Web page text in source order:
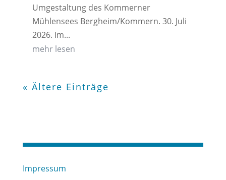
Umgestaltung des Kommerner
Mühlensees Bergheim/Kommern. 30. Juli
2026. Im...
mehr lesen
« Ältere Einträge
Impressum